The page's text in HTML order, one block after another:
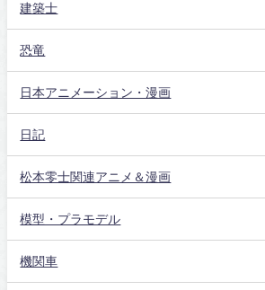
建築士
恐竜
日本アニメーション・漫画
日記
松本零士関連アニメ＆漫画
模型・プラモデル
機関車